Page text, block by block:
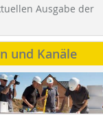
Ausgabe der
und Kanäle